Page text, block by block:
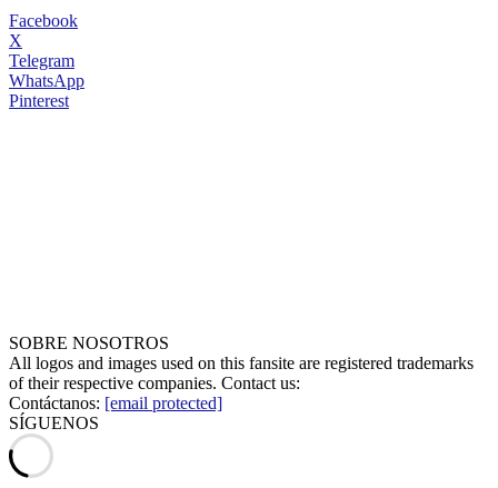
Facebook
X
Telegram
WhatsApp
Pinterest
SOBRE NOSOTROS
All logos and images used on this fansite are registered trademarks
of their respective companies. Contact us:
Contáctanos: [email protected]
SÍGUENOS